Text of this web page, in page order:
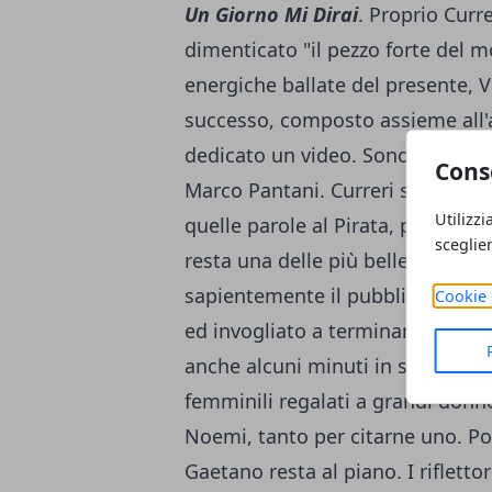
Cookie
Un Giorno Mi Dirai. Proprio
dimenticato "il pezzo forte del
energiche ballate del presente,
successo, composto assieme
dedicato un video. Sonorità
Marco Pantani. Curreri si
quelle parole al Pirata,
resta una delle più belle canzoni
sapientemente il pubblico,
ed invogliato a terminare i brani
anche alcuni minuti in solitaria
femminili regalati a grandi
Noemi, tanto per citarne uno.
Gaetano resta al piano. I